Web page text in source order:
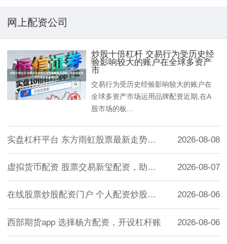
网上配资公司
炒股十倍杠杆 交易行为受历史经
验影响较大的账户在全球多资产
市
交易行为受历史经验影响较大的账户在
全球多资产市场运用品牌配资近期,在A
股市场的板...
实盘杠杆平台 东方雨虹股票最新走势分析 2026-08-08
虚拟货币配资 股票交易新玺配资，助您轻松 2026-08-07
在线股票炒股配资门户 个人配资炒股协议书 2026-08-06
西部期货app 选择杨方配资，开设杠杆账 2026-08-06